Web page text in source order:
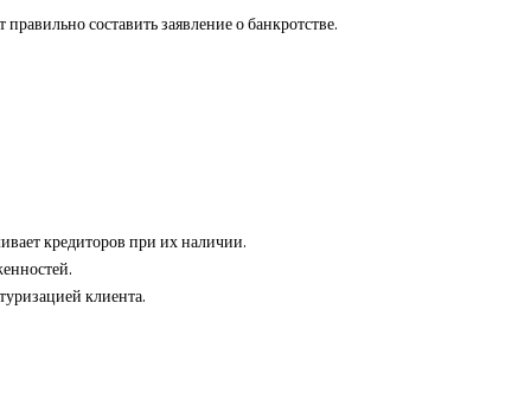
составить заявление о банкротстве.
кредиторов при их наличии.
клиента.